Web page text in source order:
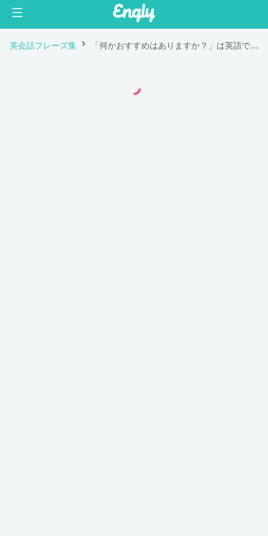
英会話フレーズ集 「何かおすすめはありますか？」は英語で "What can you recommend?"